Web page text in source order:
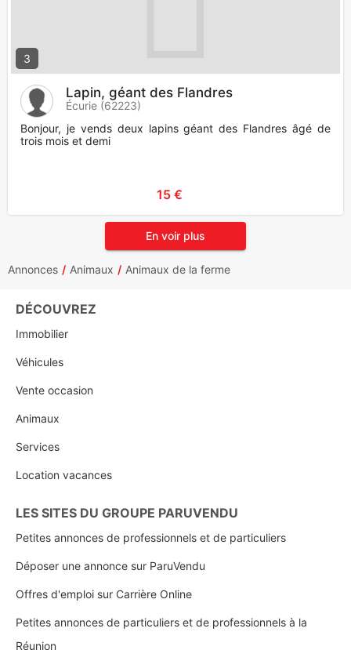
3
Lapin, géant des Flandres
Écurie (62223)
Bonjour, je vends deux lapins géant des Flandres âgé de
trois mois et demi
15 €
En voir plus
Annonces Animaux Animaux de la ferme
DÉCOUVREZ
Immobilier
Véhicules
Vente occasion
Animaux
Services
Location vacances
LES SITES DU GROUPE PARUVENDU
Petites annonces de professionnels et de particuliers
Déposer une annonce sur ParuVendu
Offres d'emploi sur Carrière Online
Petites annonces de particuliers et de professionnels à la
Réunion